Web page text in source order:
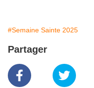
#Semaine Sainte 2025
Partager